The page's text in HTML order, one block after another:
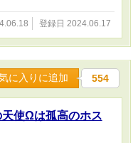
登録日 2024.06.17
に入りに追加 554
使Ωは孤高のホス